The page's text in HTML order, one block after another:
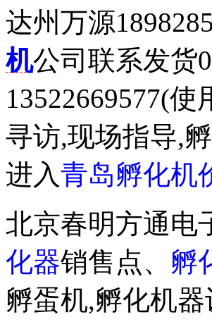
达州万源
机公司联系发货
13522669577(
寻访,现场指导,
进入青岛孵化机
北京春明方通电
化器销售点、 孵
孵蛋机,孵化机